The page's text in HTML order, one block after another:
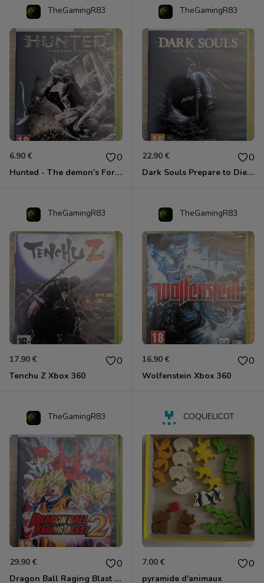
TheGamingR83
6.90 € 0
Hunted - The demon's Forge Xbox 360 (Complet CIB)
TheGamingR83
22.90 € 0
Dark Souls Prepare to Die Edition XBOX 360
TheGamingR83
17.90 € 0
Tenchu Z Xbox 360
TheGamingR83
16.90 € 0
Wolfenstein Xbox 360
TheGamingR83
29.90 € 0
Dragon Ball Raging Blast 2 Xbox 360
COQUELICOT
7.00 € 0
pyramide d'animaux